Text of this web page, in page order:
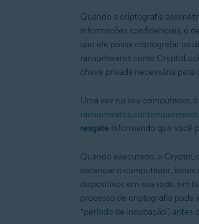
Quando a criptografia
informações confidenciais, o
que ele possa criptografar os
ransomwares como
chave privada necessária
Uma vez no seu computador,
ransomwares contemporâneos
resgate informando que você
Quando executado, o
escanear o computador,
dispositivos em sua rede, em
processo de criptografia pode
“período de incubação”,